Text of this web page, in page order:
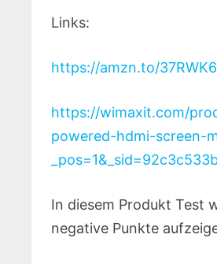
Links:
https://amzn.to/
https://wimaxit.com/
powered-hdmi-screen-
In diesem Produkt Test
negative Punkte